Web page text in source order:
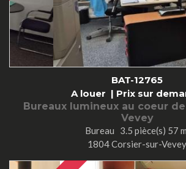
BAT-12765
A louer | Prix sur
Bureaux lumineux au coeur
Vevey
Bureau 3.5 pièce(s) 57
1804 Corsier-sur-Vevey